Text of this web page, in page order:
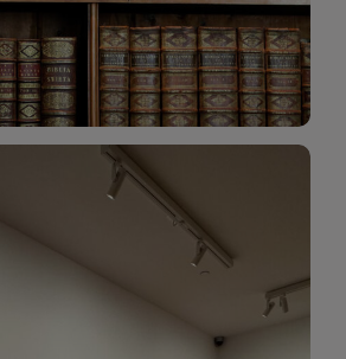
Zbiorów
Galeria Zdjęć
z wydarzeń, spotkań i projektów